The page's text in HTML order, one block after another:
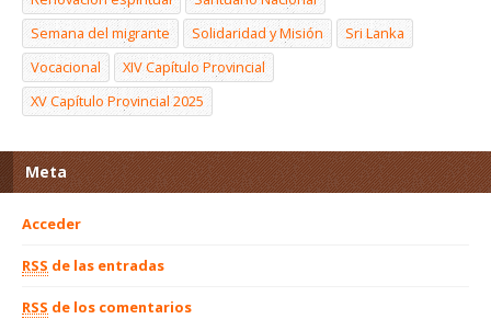
Semana del migrante
Solidaridad y Misión
Sri Lanka
Vocacional
XIV Capítulo Provincial
XV Capítulo Provincial 2025
Meta
Acceder
RSS de las entradas
RSS de los comentarios